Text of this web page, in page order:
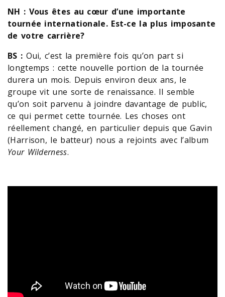
NH : Vous êtes au cœur d’une importante
tournée internationale. Est-ce la plus imposante
de votre carrière?
BS : Oui, c’est la première fois qu’on part si
longtemps : cette nouvelle portion de la tournée
durera un mois. Depuis environ deux ans, le
groupe vit une sorte de renaissance. Il semble
qu’on soit parvenu à joindre davantage de public,
ce qui permet cette tournée. Les choses ont
réellement changé, en particulier depuis que Gavin
(Harrison, le batteur) nous a rejoints avec l’album
Your Wilderness.